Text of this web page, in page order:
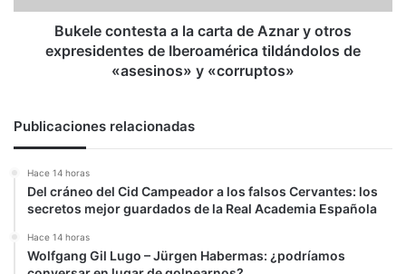
otros
expresidentes
«asesinos»
Bukele contesta a la carta de Aznar y otros
expresidentes de Iberoamérica tildándolos de
«asesinos» y «corruptos»
Publicaciones relacionadas
Hace 14 horas
Del cráneo del Cid Campeador a los falsos Cervantes: los
secretos mejor guardados de la Real Academia Española
Hace 14 horas
Wolfgang Gil Lugo – Jürgen Habermas: ¿podríamos